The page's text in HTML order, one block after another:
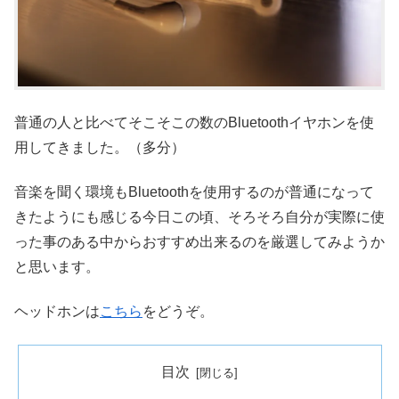
普通の人と比べてそこそこの数のBluetoothイヤホンを使
用してきました。（多分）
音楽を聞く環境もBluetoothを使用するのが普通になって
きたようにも感じる今日この頃、そろそろ自分が実際に使
った事のある中からおすすめ出来るのを厳選してみようか
と思います。
ヘッドホンはこちら をどうぞ。
目次